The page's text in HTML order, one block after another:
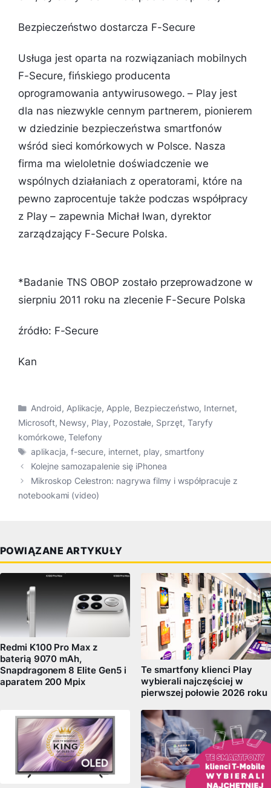
Bezpieczeństwo dostarcza F-Secure
Usługa jest oparta na rozwiązaniach mobilnych
F-Secure, fińskiego producenta
oprogramowania antywirusowego. – Play jest
dla nas niezwykle cennym partnerem, pionierem
w dziedzinie bezpieczeństwa smartfonów
wśród sieci komórkowych w Polsce. Nasza
firma ma wieloletnie doświadczenie we
wspólnych działaniach z operatorami, które na
pewno zaprocentuje także podczas współpracy
z Play– zapewnia Michał Iwan, dyrektor
zarządzający F-Secure Polska.
*Badanie TNS OBOP zostało przeprowadzone w
sierpniu 2011 roku na zlecenie F-Secure Polska
źródło: F-Secure
Kan
Kategorie
Android, Aplikacje, Apple, Bezpieczeństwo, Internet,
Microsoft, Newsy, Play, Pozostałe, Sprzęt, Taryfy
komórkowe,Telefony
Tagi
aplikacja, f-secure, internet, play, smartfony
Kolejne samozapalenie się iPhonea
Mikroskop Celestron: nagrywa filmy i współpracuje z
notebookami (video)
POWIĄZANE ARTYKUŁY
Redmi K100 Pro Max z
baterią 9070 mAh,
Snapdragonem 8 Elite Gen5 i
aparatem 200 Mpix
Te smartfony klienci Play
wybierali najczęściej w
pierwszej połowie 2026 roku